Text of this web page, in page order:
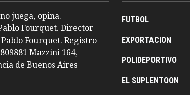
juega, opina.
Fourquet. Director
Fourquet. Registro
Mazzini 164,
de Buenos Aires
FUTBOL
EXPORTACION
POLIDEPORTIVO
EL SUPLENTOON